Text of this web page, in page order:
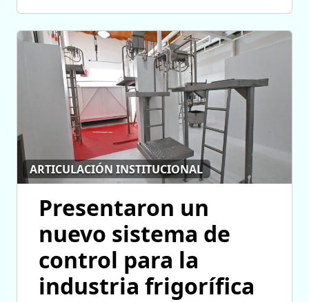
ARTICULACIÓN INSTITUCIONAL
Presentaron un
nuevo sistema de
control para la
industria frigorífica